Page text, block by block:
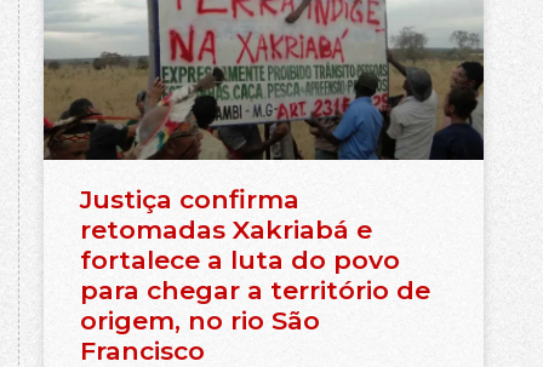
Justiça confirma
retomadas Xakriabá e
fortalece a luta do povo
para chegar a território de
origem, no rio São
Francisco